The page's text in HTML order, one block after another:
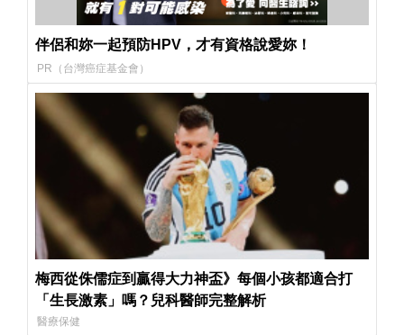
伴侶和妳一起預防HPV，才有資格說愛妳！
PR（台灣癌症基金會）
梅西從侏儒症到贏得大力神盃》每個小孩都適合打
「生長激素」嗎？兒科醫師完整解析
醫療保健